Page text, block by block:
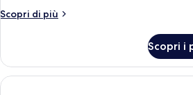
Scopri di più
Altri
con
letti
Scopri i